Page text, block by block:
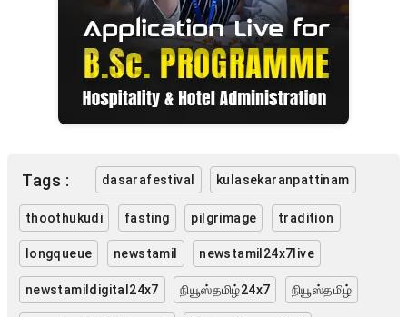
Tags : dasarafestival kulasekaranpattinam
thoothukudi fasting pilgrimage tradition
longqueue newstamil newstamil24x7live
newstamildigital24x7 நியூஸ்தமிழ்24x7 நியூஸ்தமிழ்